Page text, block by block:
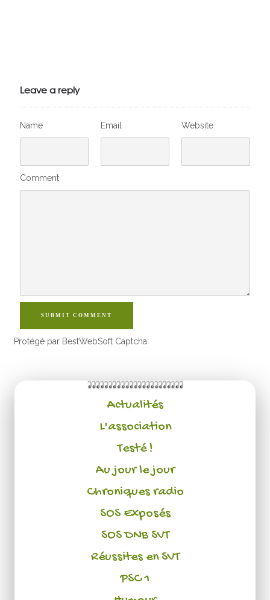
Leave a reply
Name Email Website
Comment
SUBMIT COMMENT
Protégé par BestWebSoft Captcha
Actualités
L'association
Testé !
Au jour le jour
Chroniques radio
SOS Exposés
SOS DNB SVT
Réussites en SVT
PSC 1